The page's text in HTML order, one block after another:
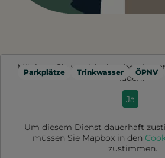
Parkplätze Trinkwasser ÖPNV
Möchten Sie von Mapbox
laden?
Ja
Um diesem Dienst dauerhaft
müssen Sie Mapboxin den
zustimmen.